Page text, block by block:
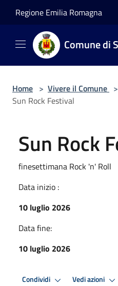
Regione Emilia Romagna
Comune di
Home > Vivere il Comune >
Sun Rock Festival
Sun Rock
finesettimana Rock 'n' Roll
Data inizio :
10 luglio 2026
Data fine:
10 luglio 2026
Condividi Vedi azioni